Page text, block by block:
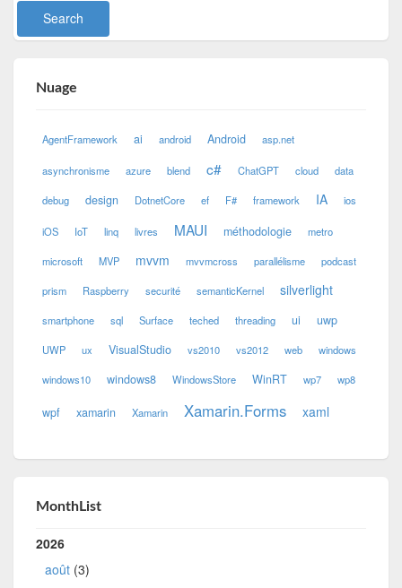
Nuage
AgentFramework ai android Android asp.net
asynchronisme azure blend c# ChatGPT cloud data
debug design DotnetCore ef F# framework IA ios
iOS IoT linq livres MAUI méthodologie metro
microsoft MVP mvvm mvvmcross parallélisme podcast
prism Raspberry securité semanticKernel silverlight
smartphone sql Surface teched threading ui uwp
UWP ux VisualStudio vs2010 vs2012 web windows
windows10 windows8 WindowsStore WinRT wp7 wp8
wpf xamarin Xamarin Xamarin.Forms xaml
MonthList
2026
août (3)